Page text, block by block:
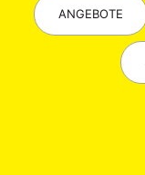
ANGEBOTE